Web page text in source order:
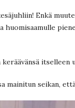
Enkä
huomisaamulle
itselleen
mainitun seikan,